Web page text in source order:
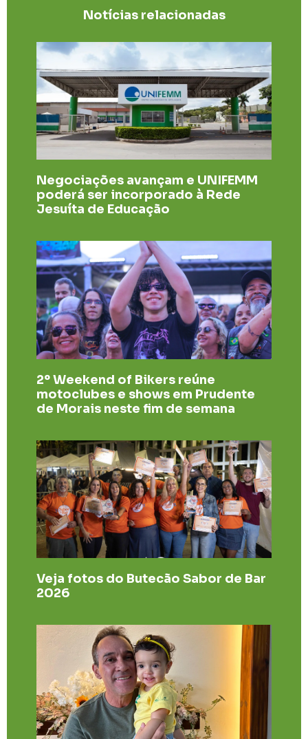
Notícias relacionadas
Negociações avançam e UNIFEMM
poderá ser incorporado à Rede
Jesuíta de Educação
2º Weekend of Bikers reúne
motoclubes e shows em Prudente
de Morais neste fim de semana
Veja fotos do Butecão Sabor de Bar
2026